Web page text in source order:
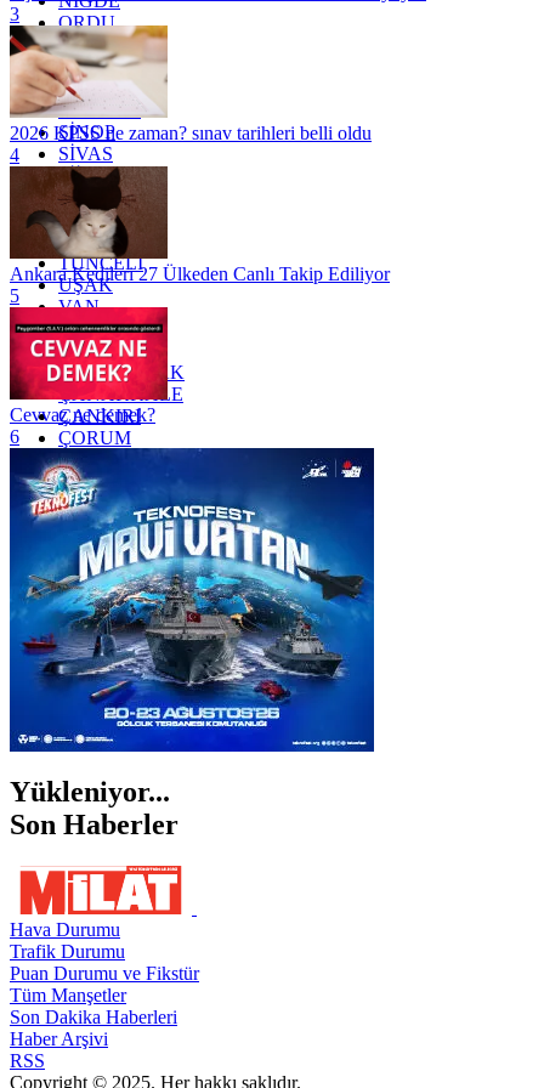
ORDU
OSMANİYE
RİZE
SAKARYA
SAMSUN
SİNOP
SİVAS
SİİRT
TEKİRDAĞ
TOKAT
TRABZON
TUNCELİ
UŞAK
VAN
YALOVA
YOZGAT
ZONGULDAK
ÇANAKKALE
ÇANKIRI
ÇORUM
İSTANBUL
İZMİR
ŞANLIURFA
ŞIRNAK
3
2026 KPSS ne zaman? sınav tarihleri belli oldu
4
Ankara Kedileri 27 Ülkeden Canlı Takip Ediliyor
5
Cevvaz ne demek?
6
Yükleniyor...
Son Haberler
Hava Durumu
Trafik Durumu
Puan Durumu ve Fikstür
Tüm Manşetler
Son Dakika Haberleri
Haber Arşivi
RSS
Copyright © 2025. Her hakkı saklıdır.